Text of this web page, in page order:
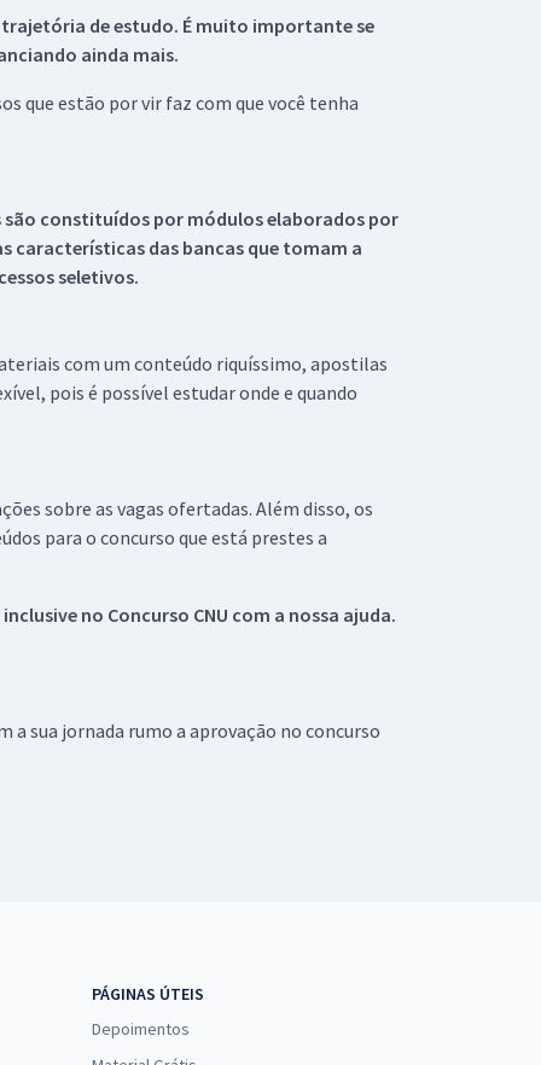
de estudo. É muito importante se
ainda mais.
que estão por vir faz com que você tenha
são constituídos por módulos elaborados por
características das bancas que tomam a
seletivos.
com um conteúdo riquíssimo, apostilas
pois é possível estudar onde e quando
sobre as vagas ofertadas. Além disso, os
para o concurso que está prestes a
no Concurso CNU com a nossa ajuda.
a sua jornada rumo a aprovação no concurso
PÁGINAS ÚTEIS
Depoimentos